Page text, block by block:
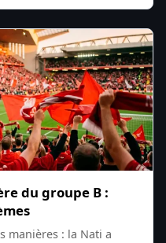
du groupe B :
manières : la Nati a